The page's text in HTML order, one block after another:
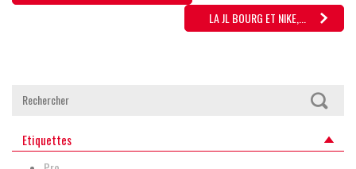
LA JL BOURG ET NIKE,...
Etiquettes